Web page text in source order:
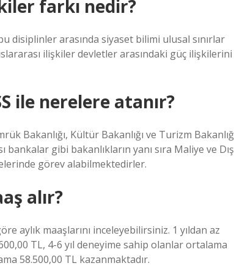
farkı nedir?
disiplinler arasında siyaset bilimi ulusal sınırlar
ilişkiler devletler arasındaki güç ilişkilerini
ile nerelere atanır?
Bakanlığı, Kültür Bakanlığı ve Turizm
gibi bakanlıkların yanı sıra Maliye ve Dış
görev alabilmektedirler.
alır?
aylık maaşlarını inceleyebilirsiniz. 1 yıldan az
TL, 4-6 yıl deneyime sahip olanlar ortalama
58.500,00 TL kazanmaktadır.